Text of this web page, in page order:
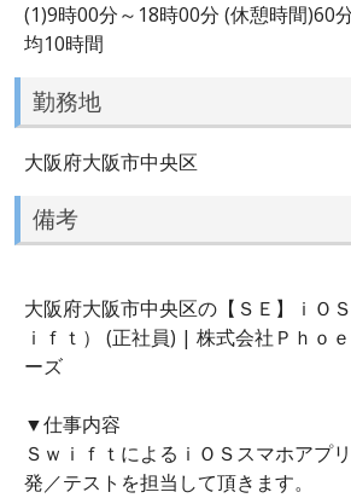
(1)9時00分～18時00分 (休憩時間)60
均10時間
勤務地
大阪府大阪市中央区
備考
大阪府大阪市中央区の【ＳＥ】ｉＯ
ｉｆｔ） (正社員) | 株式会社Ｐｈｏ
ーズ
▼仕事内容
ＳｗｉｆｔによるｉＯＳスマホアプ
発／テストを担当して頂きます。